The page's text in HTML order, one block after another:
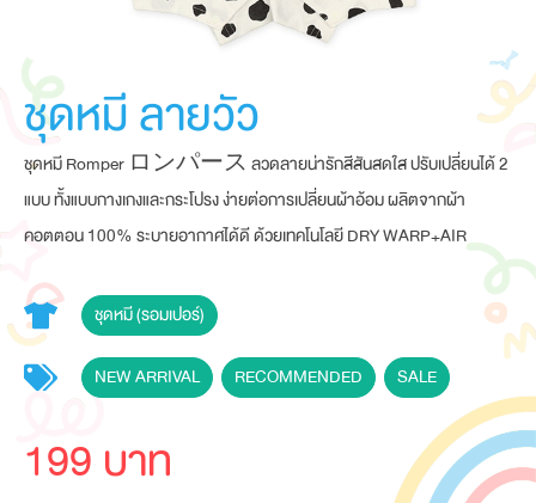
ชุดหมี ลายวัว
ชุดหมี Romper ロンパース ลวดลายน่ารักสีสันสดใส ปรับเปลี่ยนได้ 2
แบบ ทั้งแบบกางเกงและกระโปรง ง่ายต่อการเปลี่ยนผ้าอ้อม ผลิตจากผ้า
คอตตอน 100% ระบายอากาศได้ดี ด้วยเทคโนโลยี DRY WARP+AIR
ชุดหมี (รอมเปอร์)
NEW ARRIVAL RECOMMENDED SALE
199 บาท